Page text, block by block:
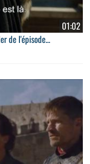
01:02
de l'épisode...